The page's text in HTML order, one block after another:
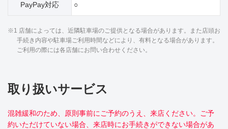
PayPay対応 ○
※1 店舗によっては、近隣駐車場のご提供となる場合があります。また店頭お
手続き内容や駐車場ご利用時間などにより、有料となる場合があります。
ご利用の際には各店舗にお問い合わせください。
取り扱いサービス
混雑緩和のため、原則事前にご予約のうえ、来店ください。ご予
約いただけていない場合、来店時にお手続きができない場合があ